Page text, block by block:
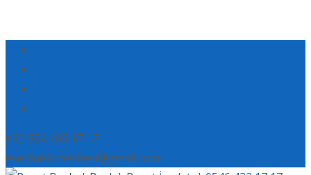
+90 554 165 17 17
eserbaskimerkezi@gmail.com